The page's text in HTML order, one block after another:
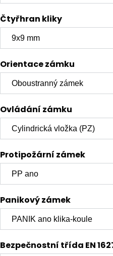
Čtyřhran kliky
Orientace zámku
Ovládání zámku
Protipožární zámek
Panikový zámek
Bezpečnostní třída EN